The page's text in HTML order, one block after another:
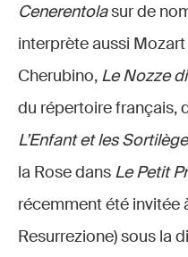
Cenerentolasur de
interprète aussi Mozart
Cherubino, Le Nozze
du répertoire français,
L’Enfant et les
la Rose dans Le Petit
récemment été invitée
Resurrezione) sous la